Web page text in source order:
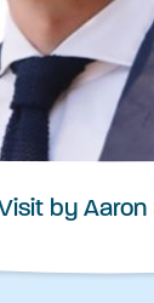
by Aaron